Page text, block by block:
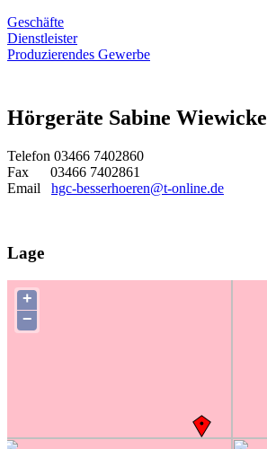
Geschäfte
Dienstleister
Produzierendes Gewerbe
Hörgeräte Sabine Wiewicke
Telefon 03466 7402860
Fax 03466 7402861
Email hgc-besserhoeren@t-online.de
Lage
+
−